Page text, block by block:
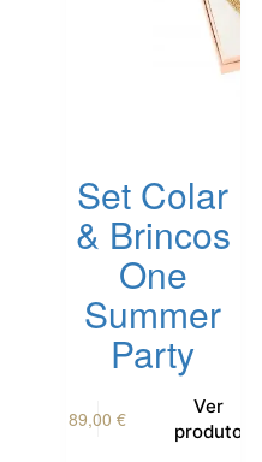
Set Colar
& Brincos
One
Summer
Party
89,00€
Ver
produto